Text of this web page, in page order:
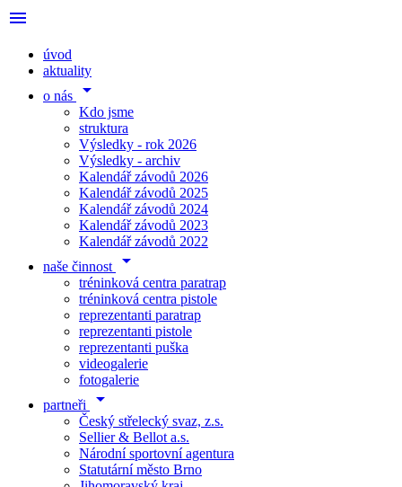
menu
úvod
aktuality
o nás
arrow_drop_down
Kdo jsme
struktura
Výsledky - rok 2026
Výsledky - archiv
Kalendář závodů 2026
Kalendář závodů 2025
Kalendář závodů 2024
Kalendář závodů 2023
Kalendář závodů 2022
naše činnost
arrow_drop_down
tréninková centra paratrap
tréninková centra pistole
reprezentanti paratrap
reprezentanti pistole
reprezentanti puška
videogalerie
fotogalerie
partneři
arrow_drop_down
Český střelecký svaz, z.s.
Sellier & Bellot a.s.
Národní sportovní agentura
Statutární město Brno